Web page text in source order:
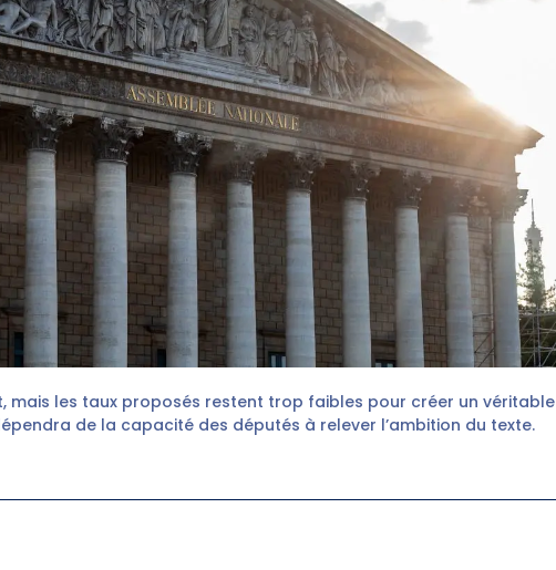
mais les taux proposés restent trop faibles pour créer un véritable
de la capacité des députés à relever l’ambition du texte.